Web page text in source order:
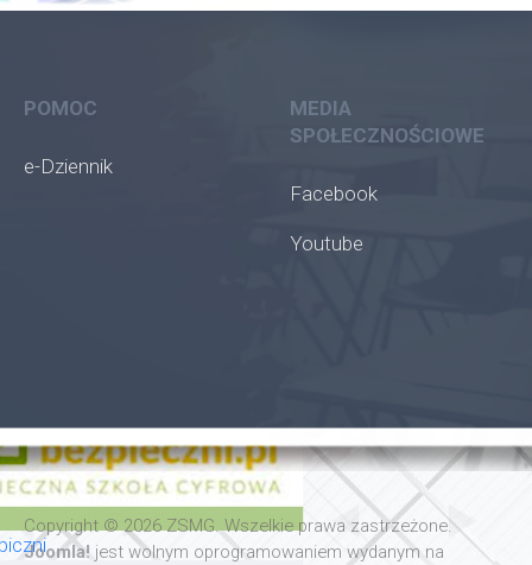
POMOC
e-Dziennik
MEDIA
SPOŁECZNOŚCIOWE
Facebook
Youtube
Copyright © 2026 ZSMG. Wszelkie prawa zastrzeżone.
Joomla! jest wolnym oprogramowaniem wydanym na